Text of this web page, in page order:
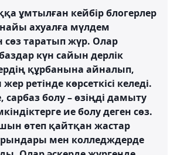
ұмтылған кейбір блогерлер
ахуалға мүлдем
таратып жүр. Олар
күн сайын дерлік
құрбанына айналып,
ретінде көрсеткісі келеді.
болу – өзіңді дамыту
ие болу деген сөз.
өтеп қайтқан жастар
мен колледждерде